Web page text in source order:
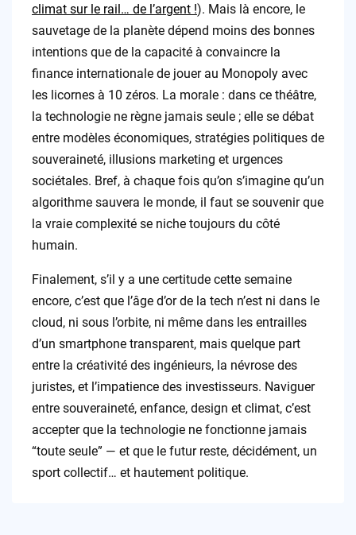
climat sur le rail… de l’argent !). Mais là encore, le
sauvetage de la planète dépend moins des bonnes
intentions que de la capacité à convaincre la
finance internationale de jouer au Monopoly avec
les licornes à 10 zéros. La morale : dans ce théâtre,
la technologie ne règne jamais seule ; elle se débat
entre modèles économiques, stratégies politiques de
souveraineté, illusions marketing et urgences
sociétales. Bref, à chaque fois qu’on s’imagine qu’un
algorithme sauvera le monde, il faut se souvenir que
la vraie complexité se niche toujours du côté
humain.
Finalement, s’il y a une certitude cette semaine
encore, c’est que l’âge d’or de la tech n’est ni dans le
cloud, ni sous l’orbite, ni même dans les entrailles
d’un smartphone transparent, mais quelque part
entre la créativité des ingénieurs, la névrose des
juristes, et l’impatience des investisseurs. Naviguer
entre souveraineté, enfance, design et climat, c’est
accepter que la technologie ne fonctionne jamais
“toute seule” — et que le futur reste, décidément, un
sport collectif… et hautement politique.